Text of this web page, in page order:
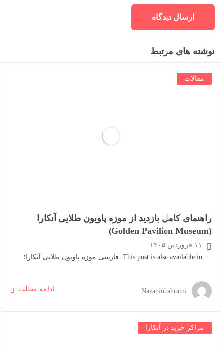
نوشته های مرتبط
مقالات
راهنمای کامل بازدید از موزه پاویون طلایی آنکارا
(Golden Pavilion Museum)
۱۱ فروردین ۱۴۰۵
This post is also available in: فارسی موزه پاویون طلایی آنکارا؛
Nazaninbahrami ادامه مطلب
مراکز خرید در آنکارا